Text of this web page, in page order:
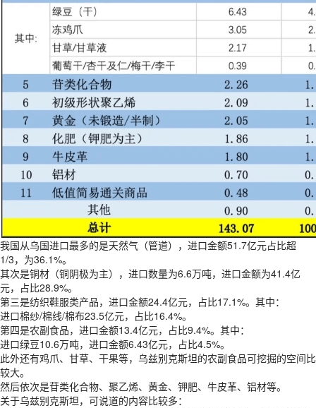
我国从乌国进口最多的是天然气（管道），进口金额51.7亿元占比超
1/3，为36.1%。
其次是铜材（铜阴极为主），进口数量为6.6万吨，进口金额为41.4亿
元，占比28.9%。
第三是纺织鞋服类产品，进口金额24.4亿元，占比17.1%。其中：
进口棉纱/棉线/棉布23.5亿元，占比16.4%。
第四是农副食品，进口金额13.4亿元，占比9.4%。其中：
进口绿豆10.6万吨，进口金额6.43亿元，占比4.5%。
此外还有鸡爪、甘草、干果等，乌兹别克斯坦的农副食品可挖掘的空间比
较大。
然后依次是苷类化合物、聚乙烯、黄金、钾肥、牛皮革、铝材等。
关于乌兹别克斯坦，可说道的内容比较多：